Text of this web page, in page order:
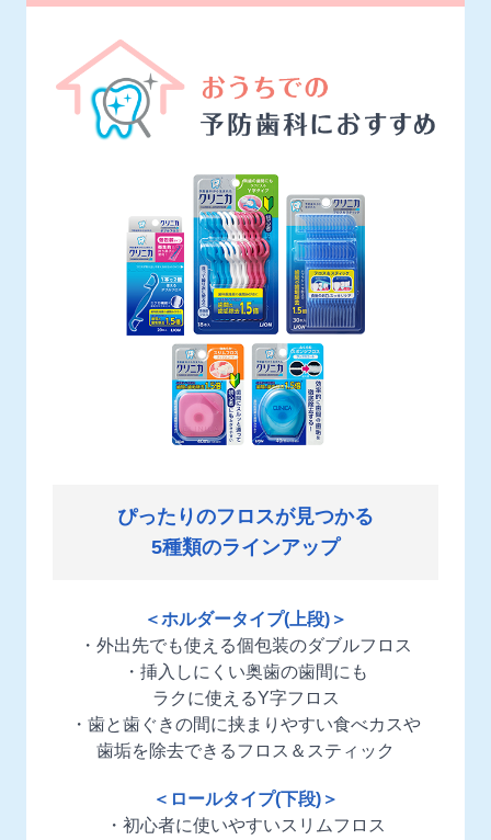
ぴったりのフロスが見つかる
5種類のラインアップ
＜ホルダータイプ(上段)＞
・外出先でも使える個包装のダブルフロス
・挿入しにくい奥歯の歯間にも
ラクに使えるY字フロス
・歯と歯ぐきの間に挟まりやすい食べカスや
歯垢を除去できるフロス＆スティック
＜ロールタイプ(下段)＞
・初心者に使いやすいスリムフロス